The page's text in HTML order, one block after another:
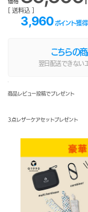
[ 送料込 ]
3,960 ポイント獲得
こちらの
翌日配送できない
商品レビュー投稿でプレゼント
3点レザーケアセットプレゼント